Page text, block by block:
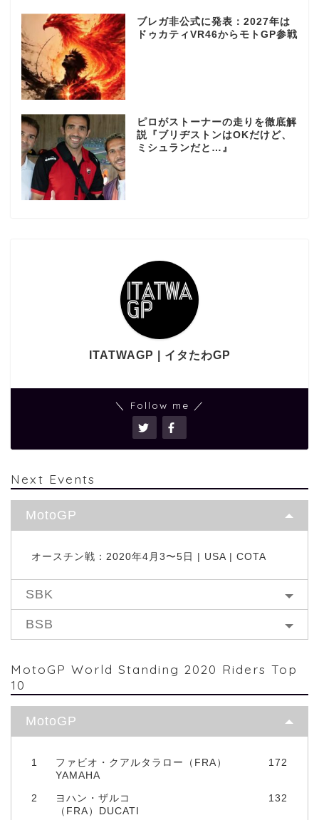
ブレガ非公式に発表：2027年は
ドゥカティVR46からモトGP参戦
ピロがストーナーの走りを徹底解
説『ブリヂストンはOKだけど、
ミシュランだと…』
ITATWAGP | イタたわGP
＼ Follow me ／
Next Events
MotoGP
オースチン戦：2020年4月3〜5日 | USA | COTA
SBK
BSB
MotoGP World Standing 2020 Riders Top
10
MotoGP
1
ファビオ・クアルタラロー（FRA）
YAMAHA
172
2
ヨハン・ザルコ
（FRA）DUCATI
132